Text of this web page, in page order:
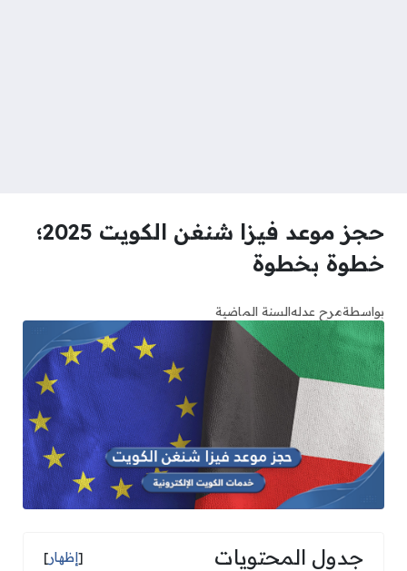
حجز موعد فيزا شنغن الكويت 2025؛
خطوة بخطوة
بواسطةمرح عدلهالسنة الماضية
جدول المحتويات [إظهار]